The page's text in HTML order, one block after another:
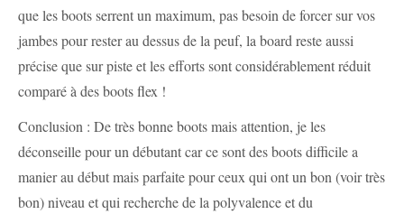
que les boots serrent un maximum, pas besoin de forcer sur vos
jambes pour rester au dessus de la peuf, la board reste aussi
précise que sur piste et les efforts sont considérablement réduit
comparé à des boots flex !
Conclusion : De très bonne boots mais attention, je les
déconseille pour un débutant car ce sont des boots difficile a
manier au début mais parfaite pour ceux qui ont un bon (voir très
bon) niveau et qui recherche de la polyvalence et du